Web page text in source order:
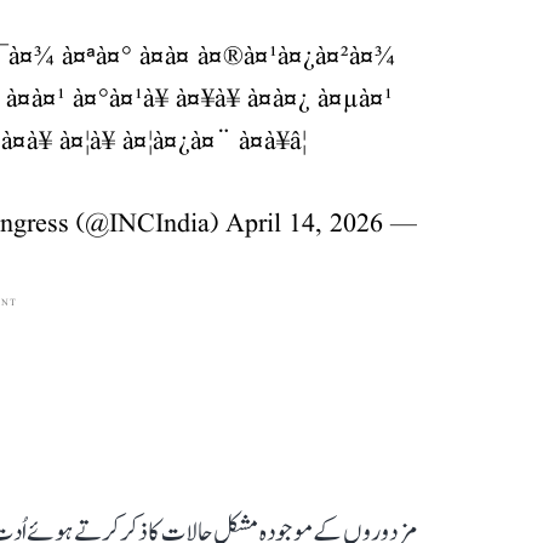
à¤ªà¤° à¤à¤ à¤®à¤¹à¤¿à¤²à¤¾
à¤°à¤¹à¥ à¤¥à¥ à¤à¤¿ à¤µà¤¹
à¤¦à¥ à¤¦à¤¿à¤¨ à¤à¥â¦
— Congress (@INCIndia)
April 14, 2026